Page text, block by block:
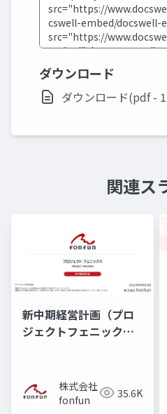
ダウンロード
ダウンロード(pdf -
関連ス
新中期経営計画（プロ
ジェクトフェニック
株式会社
fonfun
35.6K